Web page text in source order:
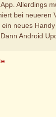
Allerdings
bei neueren
neues
Android